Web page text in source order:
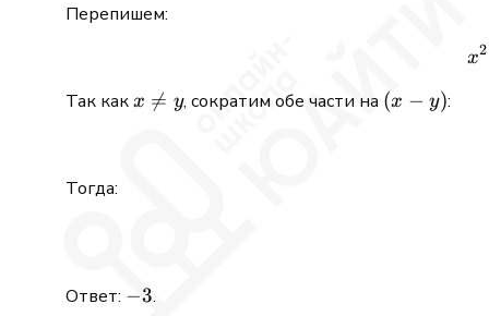
Перепишем:
x2
Так какx
x 
= y, сократим обе части на (x
(x − y):
Тогда:
Ответ: -3
−3.